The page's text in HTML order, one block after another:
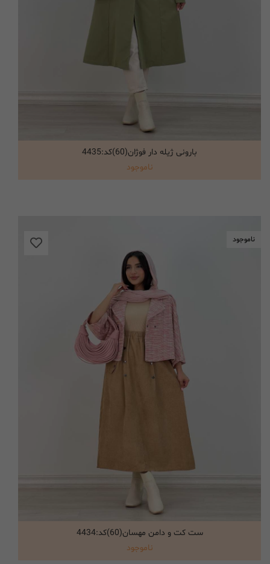
انتخاب گزینه ها
بارونی ژیله دار فوژان(60)کد:4435
ناموجود
ناموجود
انتخاب گزینه ها
ست کت و دامن مهسان(60)کد:4434
ناموجود